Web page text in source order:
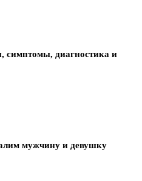
диагностика и
мужчину и девушку